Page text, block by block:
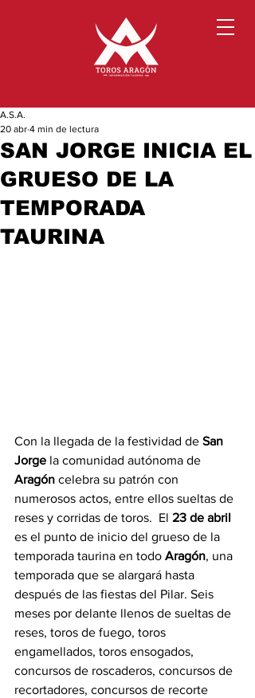
SAN JORGE INICIA EL
GRUESO DE LA
TEMPORADA
TAURINA
A.S.A.
20 abr 4 min de lectura
Con la llegada de la festividad de San
Jorge la comunidad autónoma de
Aragón celebra su patrón con
numerosos actos, entre ellos sueltas de
reses y corridas de toros.  El 23 de abril
es el punto de inicio del grueso de la
temporada taurina en todo Aragón, una
temporada que se alargará hasta
después de las fiestas del Pilar. Seis
meses por delante llenos de sueltas de
reses, toros de fuego, toros
engamellados, toros ensogados,
concursos de roscaderos, concursos de
recortadores, concursos de recorte